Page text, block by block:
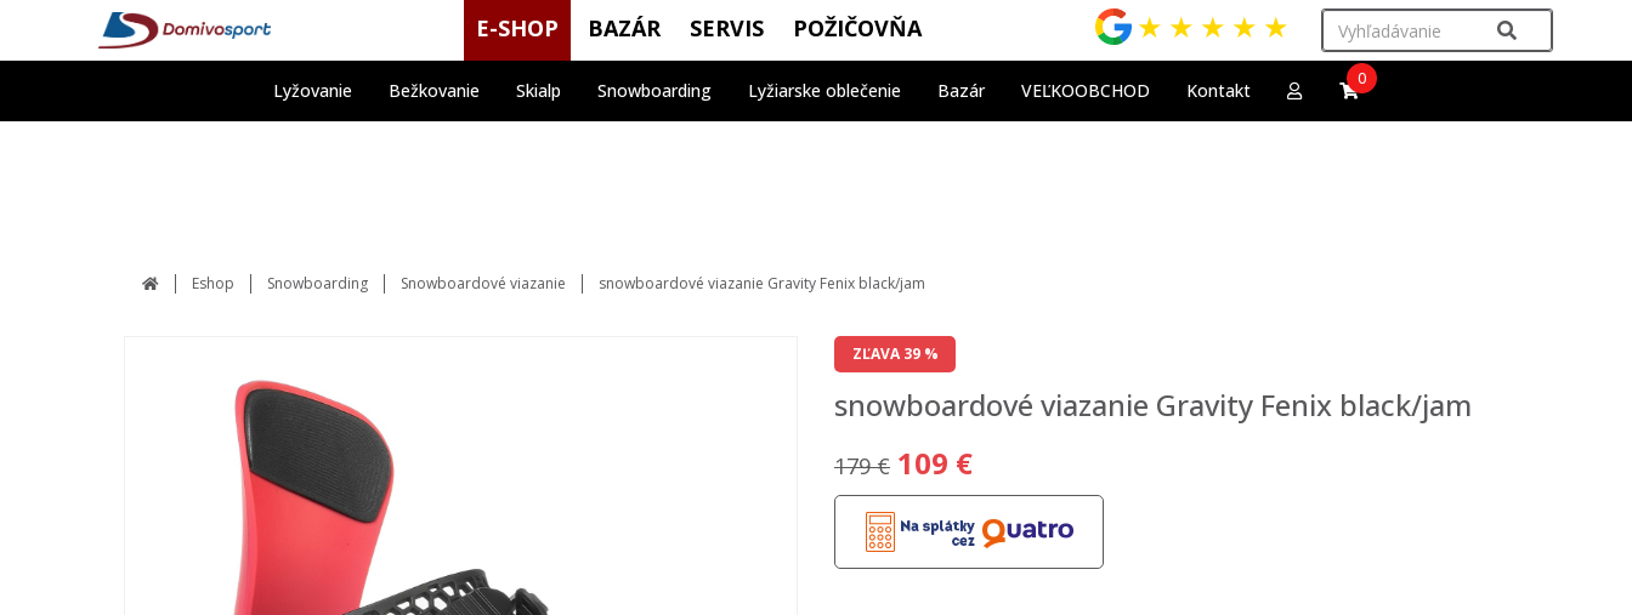
E-SHOP BAZÁR SERVIS POŽIČOVŇA ★ ★ ★ ★ ★
Lyžovanie Bežkovanie Skialp Snowboarding Lyžiarske oblečenie Bazár VEĽKOOBCHOD Kontakt
0
Eshop Snowboarding Snowboardové viazanie snowboardové viazanie Gravity Fenix black/jam
ZĽAVA 39 %
snowboardové viazanie Gravity Fenix black/jam
179 € 109 €